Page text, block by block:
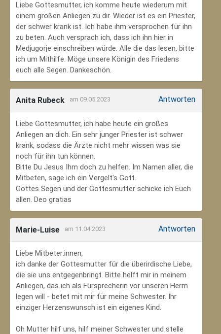
Liebe Gottesmutter, ich komme heute wiederum mit
einem großen Anliegen zu dir. Wieder ist es ein Priester,
der schwer krank ist. Ich habe ihm versprochen für ihn
zu beten. Auch versprach ich, dass ich ihn hier in
Medjugorje einschreiben würde. Alle die das lesen, bitte
ich um Mithilfe. Möge unsere Königin des Friedens
euch alle Segen. Dankeschön.
Anita Rubeck am 09.05.2023 Antworten
Liebe Gottesmutter, ich habe heute ein großes
Anliegen an dich. Ein sehr junger Priester ist schwer
krank, sodass die Ärzte nicht mehr wissen was sie
noch für ihn tun können.
Bitte Du Jesus Ihm doch zu helfen. Im Namen aller, die
Mitbeten, sage ich ein Vergelt's Gott.
Gottes Segen und der Gottesmutter schicke ich Euch
allen. Deo gratias
Marie-Luise am 11.04.2023 Antworten
Liebe Mitbeter:innen,
ich danke der Gottesmutter für die überirdische Liebe,
die sie uns entgegenbringt. Bitte helft mir in meinem
Anliegen, das ich als Fürsprecherin vor unseren Herrn
legen will - betet mit mir für meine Schwester. Ihr
einziger Herzenswunsch ist ein eigenes Kind.
Oh Mutter hilf uns, hilf meiner Schwester und stelle